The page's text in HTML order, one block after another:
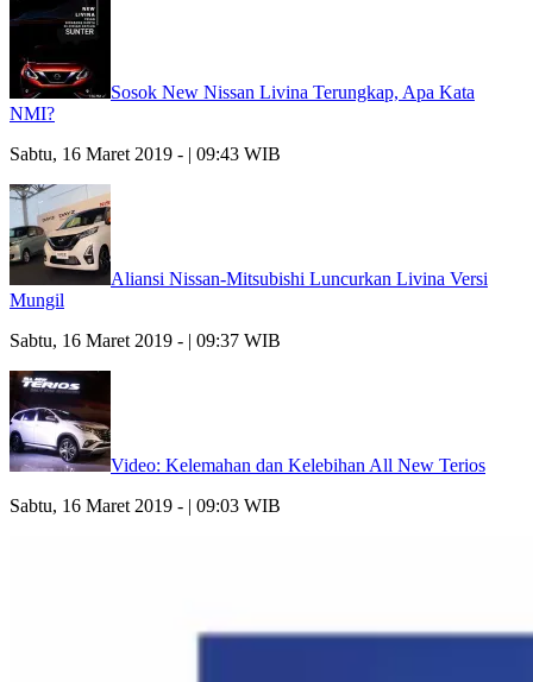
Sosok New Nissan Livina Terungkap, Apa Kata
NMI?
Sabtu, 16 Maret 2019 - | 09:43 WIB
Aliansi Nissan-Mitsubishi Luncurkan Livina Versi
Mungil
Sabtu, 16 Maret 2019 - | 09:37 WIB
Video: Kelemahan dan Kelebihan All New Terios
Sabtu, 16 Maret 2019 - | 09:03 WIB